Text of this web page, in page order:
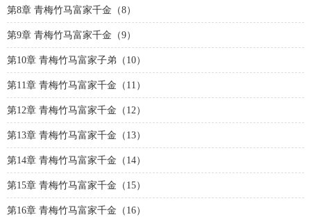
第8章 青梅竹马富家千金（8）
第9章 青梅竹马富家千金（9）
第10章 青梅竹马富家子弟（10）
第11章 青梅竹马富家千金（11）
第12章 青梅竹马富家千金（12）
第13章 青梅竹马富家千金（13）
第14章 青梅竹马富家千金（14）
第15章 青梅竹马富家千金（15）
第16章 青梅竹马富家千金（16）